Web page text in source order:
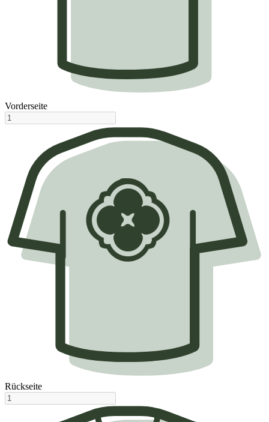
Vorderseite
Rückseite